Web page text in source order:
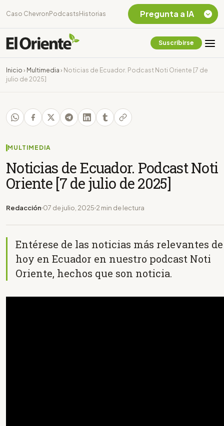
Caso Chevron Podcasts Historias
Suscribirse
Inicio › Multimedia › Noticias de Ecuador. Podcast Noti Oriente [7 de
julio de 2025]
MULTIMEDIA
Noticias de Ecuador. Podcast Noti
Oriente [7 de julio de 2025]
Redacción 07 de julio, 2025 2 min de lectura
Entérese de las noticias más relevantes de
hoy en Ecuador en nuestro podcast Noti
Oriente, hechos que son noticia.
Pregunta a IA
Chevron Ecuador